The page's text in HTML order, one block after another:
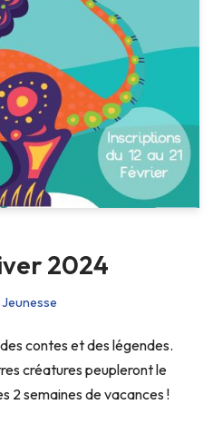
2024
Jeunesse
contes et des légendes.
créatures peupleront le
2 semaines de vacances !